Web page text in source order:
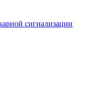
сигнализации